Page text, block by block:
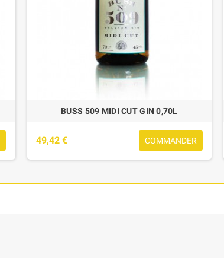
BUSS 509 MIDI CUT GIN 0,70L
49,42 € COMMANDER